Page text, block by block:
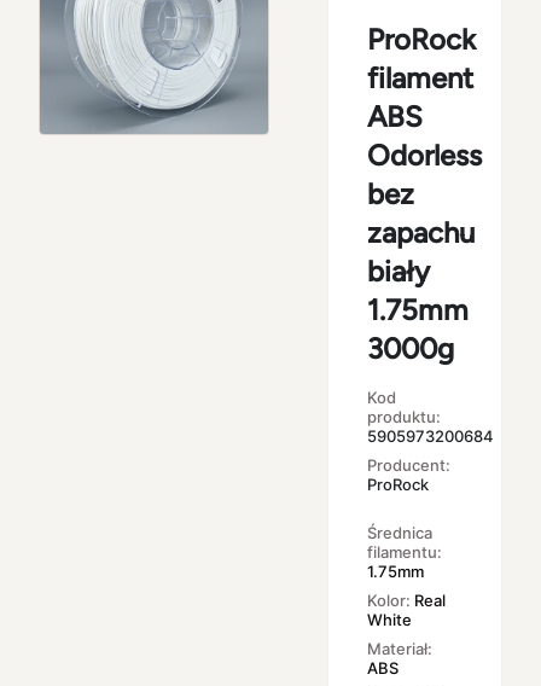
ProRock
filament
ABS
Odorless
bez
zapachu
biały
1.75mm
3000g
Kod
produktu:
5905973200684
Producent:
ProRock
Średnica
filamentu:
1.75mm
Kolor: Real
White
Materiał:
ABS